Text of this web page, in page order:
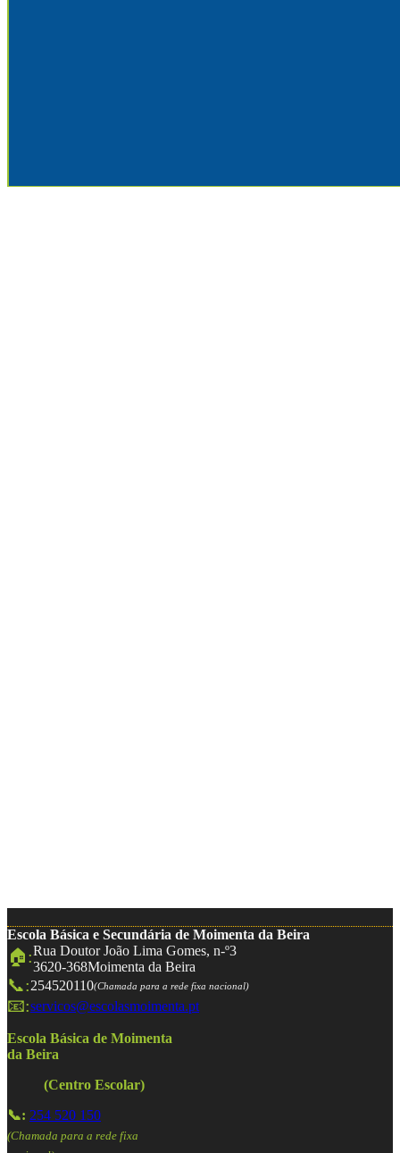
Escola Básica e Secundária de Moimenta da Beira
🏠:Rua Doutor João Lima Gomes, n-º3
3620-368Moimenta da Beira
📞:254520110(Chamada para a rede fixa nacional)
📧:servicos@escolasmoimenta.pt
Escola Básica de Moimenta
da Beira
(Centro Escolar)
📞: 254 520 150
(Chamada para a rede fixa